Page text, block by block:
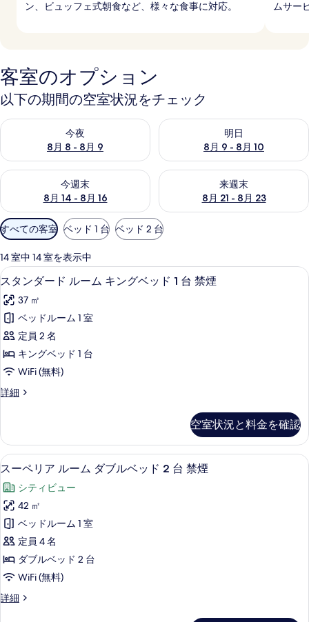
ン、ビュッフェ式朝食など、様々な食事に対応。
ムサー
客室のオプション
以下の期間の空室状況をチェック
今夜
8月 8 - 8月 9
今夜 8月 8 - 8月 9 の空室状況をチェック
明日
8月 9 - 8月 10
明日 8月 9 - 8月 10 の空室状
今週末
8月 14 - 8月 16
今週末 8月 14 - 8月 16 の空室状況をチェック
来週末
8月 21 - 8月 23
来週末 8月 21 - 8月 23 の空室
利
用
可
能
な
客
室
の
り
込
み
すべての客室 ベッド 1 台 ベッド 2 台
14 室中 14 室を表示中
ス
タ
ン
ダ
ー
ド
ル
ー
キ
ン
グ
ベ
ッ
ド
1
台
禁
煙
高級寝具、ミニバー、セーフティボ
6
スタンダード ルーム キングベッド 1 台 禁煙
37 ㎡
ベッドルーム 1 室
定員 2 名
キングベッド 1 台
WiFi (無料)
詳細
ス
ー
ド
ル
ム
キ
ン
グ
ベ
ッ
ド
禁
空室状況と料金を確認
ス
ー
ペ
リ
ア
ル
ー
ム
ダ
スーペリア ルーム ダブルベッド 2
5
スーペリア ルーム ダブルベッド 2 台 禁煙
シティビュー
42 ㎡
ベッドルーム 1 室
定員 4 名
ダブルベッド 2 台
WiFi (無料)
詳細
ス